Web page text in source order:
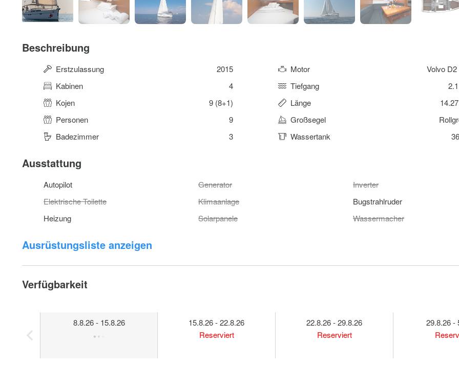
Beschreibung
Erstzulassung 2015 Motor
Volvo D2
Kabinen
4 Tiefgang
Kojen
9 (8+1) Länge
Personen
9 Großsegel
Badezimmer
3 Wassertank
Ausstattung
Autopilot Generator
Inverter
Elektrische Toilette
Klimaanlage
Bugstrahlruder
Heizung
Solarpanele Wassermacher
Ausrüstungsliste anzeigen
Verfügbarkeit
8.8.26 - 15.8.26
15.8.26 - 22.8.26
Reserviert
22.8.26 - 29.8.26
Reserviert
29.8.26 -